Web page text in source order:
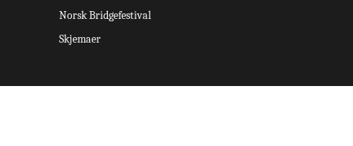
Norsk Bridgefestival
Skjemaer